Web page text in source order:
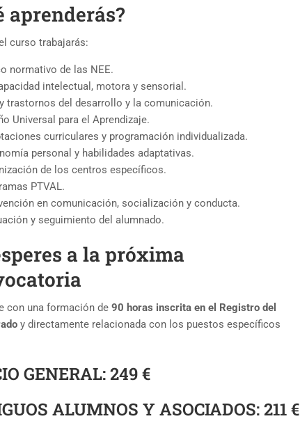
aprenderás?
curso trabajarás:
normativo de las NEE.
intelectual, motora y sensorial.
trastornos del desarrollo y la comunicación.
Universal para el Aprendizaje.
curriculares y programación individualizada.
personal y habilidades adaptativas.
de los centros específicos.
PTVAL.
en comunicación, socialización y conducta.
y seguimiento del alumnado.
a la próxima
con una formación de 90 horas inscrita en el Registro del
y directamente relacionada con los puestos específicos
GENERAL:249 €
ALUMNOS Y ASOCIADOS:211 €